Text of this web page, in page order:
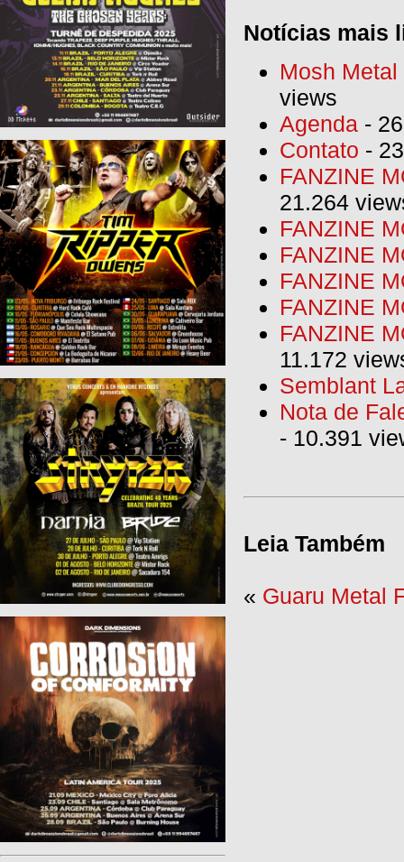
Notícias mais
Mosh
views
Agenda -
Contato -
FANZINE
21.264
FANZINE
FANZINE
FANZINE
FANZINE
FANZINE
11.172
Semblant
Nota de
- 10.391
Leia Também
« Guaru Metal